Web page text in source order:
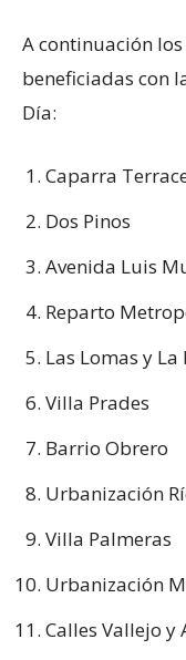
A continuación
beneficiadas con
Día:
Caparra
Dos Pinos
Avenida Luis
Reparto
Las Lomas y La
Villa Prades
Barrio Obrero
Urbanización
Villa Palmeras
Urbanización
Calles Vallejo y